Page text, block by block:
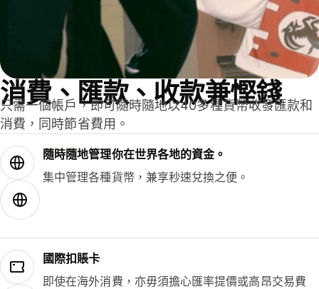
消費、匯款、收款兼慳錢
只需一個帳戶，即可隨時隨地以40多種貨幣收發匯款和
消費，同時節省費用。
隨時隨地管理你在世界各地的資金。
集中管理各種貨幣，兼享秒速兌換之便。
國際扣賬卡
即使在海外消費，亦毋須擔心匯率提價或高昂交易費